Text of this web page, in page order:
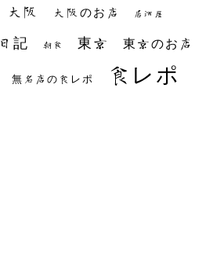
大阪 大阪のお店 居酒屋
日記 朝食 東京 東京のお店
無名店の食レポ 食レポ